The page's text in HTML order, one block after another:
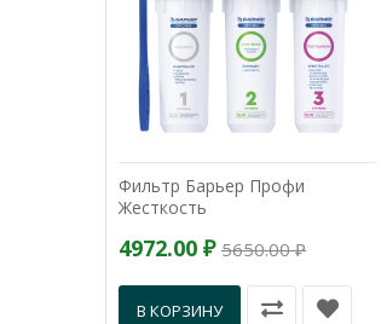
Фильтр Барьер Профи
Жесткость
4972.00 ₽ 5650.00 ₽
В КОРЗИНУ